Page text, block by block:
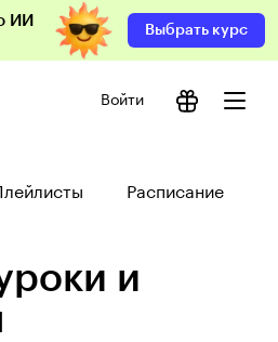
ИИ
Выбрать курс
Войти
Расписание
и